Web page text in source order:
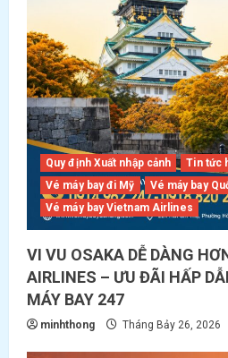
Quy định Xuất nhập cảnh
Tin tức
Vé máy bay đi Mỹ
Vé máy bay
Vé máy bay Vietnam Airlines
VI VU OSAKA DỄ DÀNG
AIRLINES – ƯU ĐÃI HẤP
MÁY BAY 247
minhthong Tháng Bảy 26, 2026